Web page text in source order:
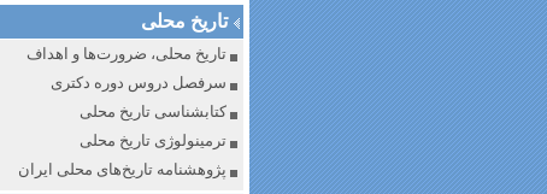
تاریخ محلی
تاریخ محلی، ضرورت‌ها و اهداف
سرفصل دروس دوره دکتری
کتابشناسی تاریخ محلی
ترمینولوژی تاریخ محلی
پژوهشنامه تاریخ‌های محلی ایران